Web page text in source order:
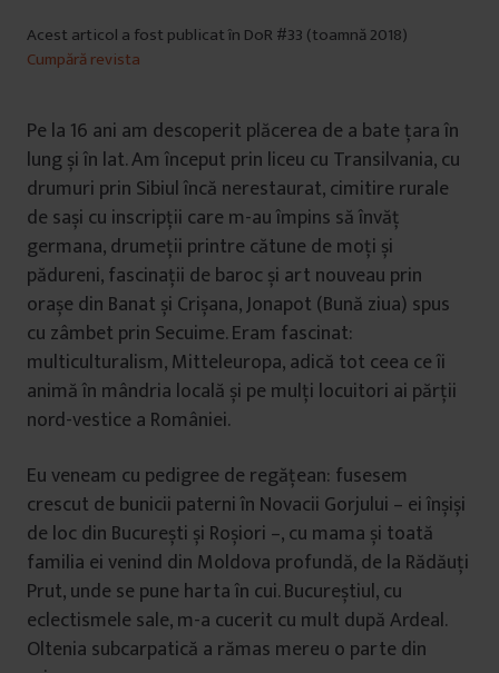
Acest articol a fost publicat în DoR #33 (toamnă 2018)
Cumpără revista
Pe la 16 ani am descoperit plăcerea de a bate țara în
lung și în lat. Am început prin liceu cu Transilvania, cu
drumuri prin Sibiul încă nerestaurat, cimitire rurale
de sași cu inscripții care m-au împins să învăț
germana, drumeții printre cătune de moți și
pădureni, fascinații de baroc și art nouveau prin
orașe din Banat și Crișana, Jonapot (Bună ziua) spus
cu zâmbet prin Secuime. Eram fascinat:
multiculturalism, Mitteleuropa, adică tot ceea ce îi
animă în mândria locală și pe mulți locuitori ai părții
nord-vestice a României.
Eu veneam cu pedigree de regățean: fusesem
crescut de bunicii paterni în Novacii Gorjului – ei înșiși
de loc din București și Roșiori –, cu mama și toată
familia ei venind din Moldova profundă, de la Rădăuți
Prut, unde se pune harta în cui. Bucureștiul, cu
eclectismele sale, m-a cucerit cu mult după Ardeal.
Oltenia subcarpatică a rămas mereu o parte din